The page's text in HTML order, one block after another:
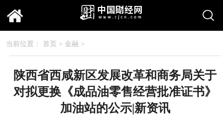
当前位置： 首页 > 金融 >
陕西省西咸新区发展改革和商务局关于
对拟更换《成品油零售经营批准证书》
加油站的公示|新资讯